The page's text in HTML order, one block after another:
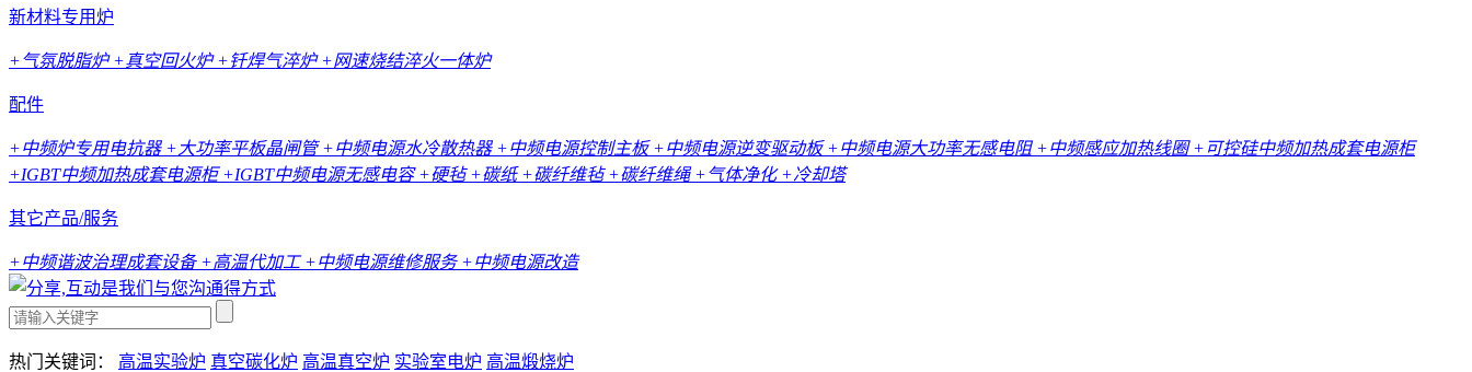
新材料专用炉
+气氛脱脂炉+真空回火炉+钎焊气淬炉+网速烧结淬火一体炉
配件
+中频炉专用电抗器 +大功率平板晶闸管+中频电源水冷散热器 +中频电源控制主板 +中频电源逆变驱动板 +中频电源大功率无感电阻 +中频感应加热线圈+可控硅中频加热成套电源柜
+IGBT中频加热成套电源柜+IGBT中频电源无感电容+硬毡+碳纸 +碳纤维毡+碳纤维绳 +气体净化+冷却塔
其它产品/服务
+中频谐波治理成套设备 +高温代加工+中频电源维修服务 +中频电源改造
热门关键词： 高温实验炉 真空碳化炉 高温真空炉 实验室电炉 高温煅烧炉